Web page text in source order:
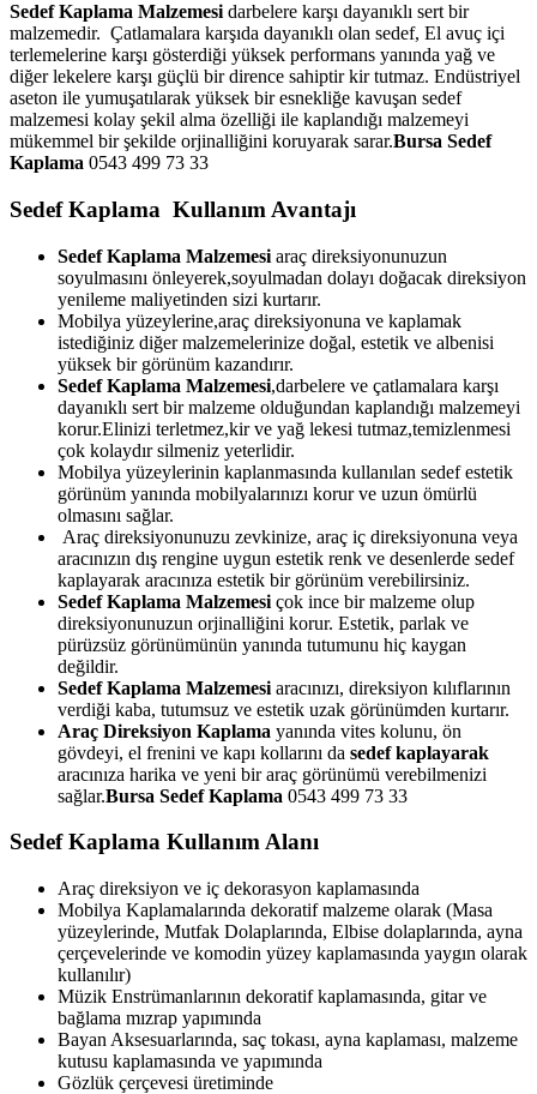
Sedef Kaplama Malzemesi darbelere karşı dayanıklı sert bir
malzemedir. Çatlamalara karşıda dayanıklı olan sedef, El avuç içi
terlemelerine karşı gösterdiği yüksek performans yanında yağ ve
diğer lekelere karşı güçlü bir dirence sahiptir kir tutmaz. Endüstriyel
aseton ile yumuşatılarak yüksek bir esnekliğe kavuşan sedef
malzemesi kolay şekil alma özelliği ile kaplandığı malzemeyi
mükemmel bir şekilde orjinalliğini koruyarak sarar.Bursa Sedef
Kaplama 0543 499 73 33
Sedef Kaplama Kullanım Avantajı
Sedef Kaplama Malzemesi araç direksiyonunuzun
soyulmasını önleyerek,soyulmadan dolayı doğacak direksiyon
yenileme maliyetinden sizi kurtarır.
Mobilya yüzeylerine,araç direksiyonuna ve kaplamak
istediğiniz diğer malzemelerinize doğal, estetik ve albenisi
yüksek bir görünüm kazandırır.
Sedef Kaplama Malzemesi,darbelere ve çatlamalara karşı
dayanıklı sert bir malzeme olduğundan kaplandığı malzemeyi
korur.Elinizi terletmez,kir ve yağ lekesi tutmaz,temizlenmesi
çok kolaydır silmeniz yeterlidir.
Mobilya yüzeylerinin kaplanmasında kullanılan sedef estetik
görünüm yanında mobilyalarınızı korur ve uzun ömürlü
olmasını sağlar.
Araç direksiyonunuzu zevkinize, araç iç direksiyonuna veya
aracınızın dış rengine uygun estetik renk ve desenlerde sedef
kaplayarak aracınıza estetik bir görünüm verebilirsiniz.
Sedef Kaplama Malzemesi çok ince bir malzeme olup
direksiyonunuzun orjinalliğini korur. Estetik, parlak ve
pürüzsüz görünümünün yanında tutumunu hiç kaygan
değildir.
Sedef Kaplama Malzemesi aracınızı, direksiyon kılıflarının
verdiği kaba, tutumsuz ve estetik uzak görünümden kurtarır.
Araç Direksiyon Kaplama yanında vites kolunu, ön
gövdeyi, el frenini ve kapı kollarını da sedef kaplayarak
aracınıza harika ve yeni bir araç görünümü verebilmenizi
sağlar.Bursa Sedef Kaplama 0543 499 73 33
Sedef Kaplama Kullanım Alanı
Araç direksiyon ve iç dekorasyon kaplamasında
Mobilya Kaplamalarında dekoratif malzeme olarak (Masa
yüzeylerinde, Mutfak Dolaplarında, Elbise dolaplarında, ayna
çerçevelerinde ve komodin yüzey kaplamasında yaygın olarak
kullanılır)
Müzik Enstrümanlarının dekoratif kaplamasında, gitar ve
bağlama mızrap yapımında
Bayan Aksesuarlarında, saç tokası, ayna kaplaması, malzeme
kutusu kaplamasında ve yapımında
Gözlük çerçevesi üretiminde